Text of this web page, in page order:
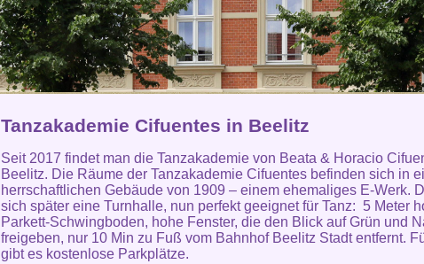
Tanzakademie Cifuentes in Beelitz
Seit 2017 findet man die Tanzakademie von Beata & Horacio
Beelitz. Die Räume der Tanzakademie Cifuentes befinden sich in
herrschaftlichen Gebäude von 1909 – einem ehemaliges E-Werk.
sich später eine Turnhalle, nun perfekt geeignet für Tanz: 5 Meter
Parkett-Schwingboden, hohe Fenster, die den Blick auf Grün und
freigeben, nur 10 Min zu Fuß vom Bahnhof Beelitz Stadt entfernt.
gibt es kostenlose Parkplätze.